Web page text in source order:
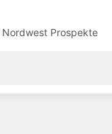
Nordwest Prospekte